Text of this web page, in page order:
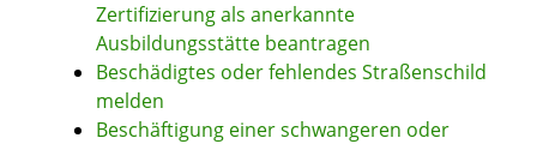
Zertifizierung als anerkannte
Ausbildungsstätte beantragen
Beschädigtes oder fehlendes Straßenschild
melden
Beschäftigung einer schwangeren oder